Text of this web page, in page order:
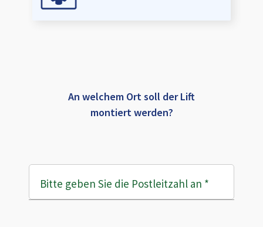
An welchem Ort soll der Lift
montiert werden?
Bitte geben Sie die Postleitzahl an *